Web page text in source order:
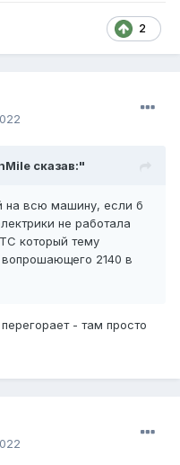
2
сказав:"
на всю машину, если б
не работала
который тему
2140 в
- там просто